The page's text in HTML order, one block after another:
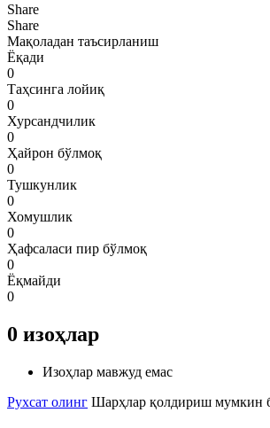
Share
Share
Мақоладан таъсирланиш
Ёқади
0
Таҳсинга лойиқ
0
Хурсандчилик
0
Ҳайрон бўлмоқ
0
Тушкунлик
0
Хомушлик
0
Ҳафсаласи пир бўлмоқ
0
Ёқмайди
0
0 изоҳлар
Изоҳлар мавжуд емас
Рухсат олинг Шарҳлар қолдириш мумкин